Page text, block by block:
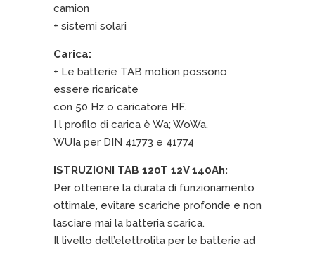
camion
+ sistemi solari
Carica:
+ Le batterie TAB motion possono
essere ricaricate
con 50 Hz o caricatore HF.
I l profilo di carica è Wa; WoWa,
WUIa per DIN 41773 e 41774
ISTRUZIONI TAB 120T 12V 140Ah:
Per ottenere la durata di funzionamento
ottimale, evitare scariche profonde e non
lasciare mai la batteria scarica.
Il livello dell’elettrolita per le batterie ad